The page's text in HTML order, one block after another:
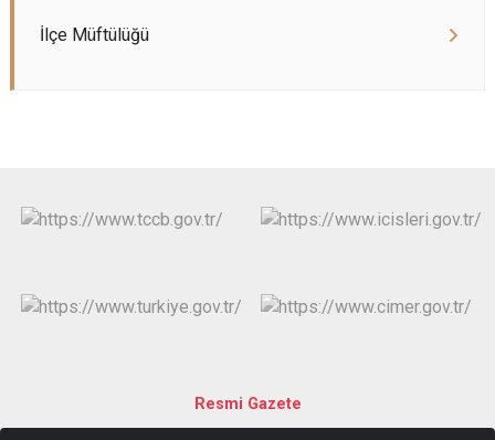
İlçe Müftülüğü
Resmi Gazete